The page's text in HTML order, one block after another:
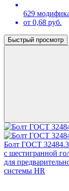
629
от 0,68 руб.
Быстрый просмотр
Болт ГОСТ 32484.3
с шестигранной
для
системы HR